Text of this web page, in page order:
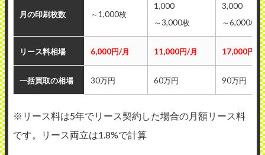
月の印刷枚数 ～1,000枚
1,000
～3,000枚
3,000
～6,000枚
リース料相場 6,000円/月 11,000円/月 17,000円/月
一括買取の相場 30万円 60万円 90万円
※リース料は5年でリース契約した場合の月額リース料
です。リース両立は1.8%で計算